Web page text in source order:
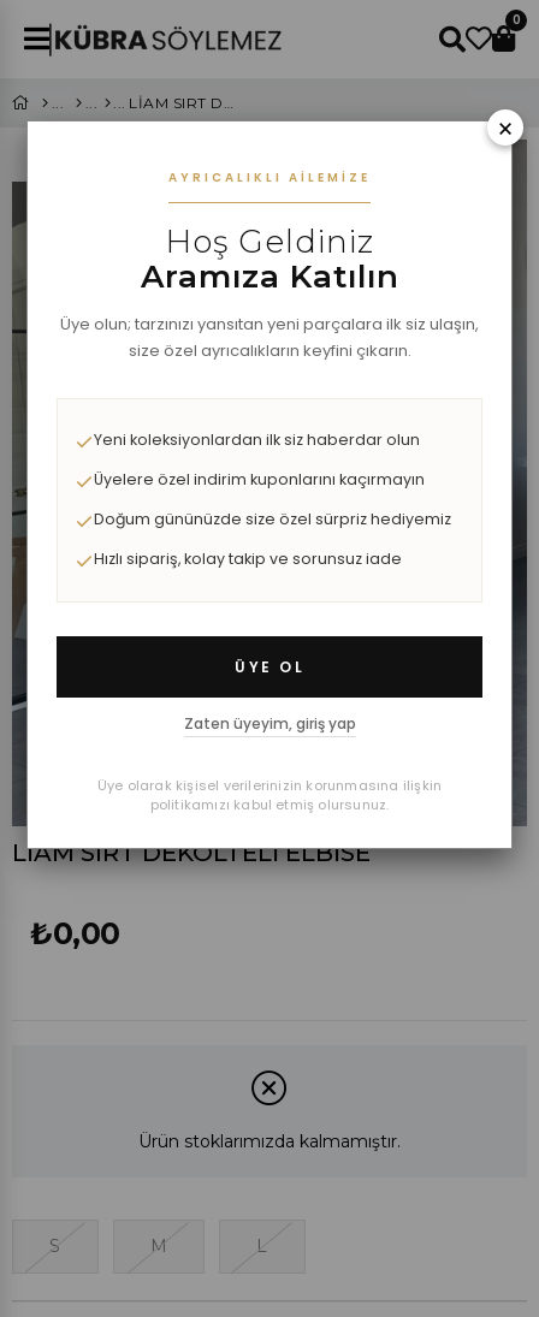
0
LİAM SIRT DEKOLTELİ ELBİSE
LİAM SIRT DEKOLTELİ ELBİSE
₺0,00
Ürün stoklarımızda kalmamıştır.
S M L
×
AYRICALIKLI AILEMIZE
Hoş Geldiniz
Aramıza Katılın
Üye olun; tarzınızı yansıtan yeni parçalara ilk siz ulaşın,
size özel ayrıcalıkların keyfini çıkarın.
Yeni koleksiyonlardan ilk siz haberdar olun
Üyelere özel indirim kuponlarını kaçırmayın
Doğum gününüzde size özel sürpriz hediyemiz
Hızlı sipariş, kolay takip ve sorunsuz iade
ÜYE OL
Zaten üyeyim, giriş yap
Üye olarak kişisel verilerinizin korunmasına ilişkin
politikamızı kabul etmiş olursunuz.